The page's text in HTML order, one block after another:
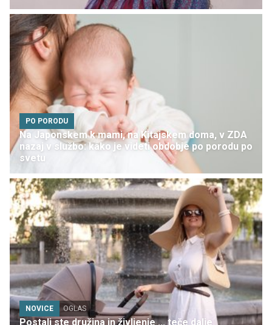
PO PORODU
Na Japonskem k mami, na Kitajskem doma, v ZDA
nazaj v službo: kako je videti obdobje po porodu po
svetu
NOVICE OGLAS
Postali ste družina in življenje ... teče dalje